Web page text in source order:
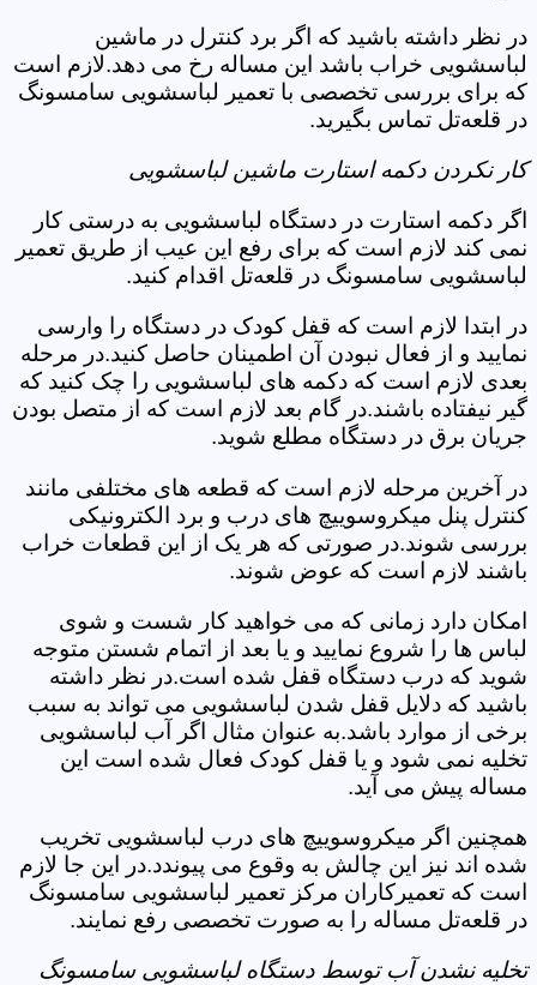
در نظر داشته باشید که اگر برد کنترل در ماشین
لباسشویی خراب باشد این مساله رخ می دهد.لازم است
که برای بررسی تخصصی با تعمیر لباسشویی سامسونگ
در قلعه‌تل تماس بگیرید.
کار نکردن دکمه استارت ماشین لباسشویی
اگر دکمه استارت در دستگاه لباسشویی به درستی کار
نمی کند لازم است که برای رفع این عیب از طریق تعمیر
لباسشویی سامسونگ در قلعه‌تل اقدام کنید.
در ابتدا لازم است که قفل کودک در دستگاه را وارسی
نمایید و از فعال نبودن آن اطمینان حاصل کنید.در مرحله
بعدی لازم است که دکمه های لباسشویی را چک کنید که
گیر نیفتاده باشند.در گام بعد لازم است که از متصل بودن
جریان برق در دستگاه مطلع شوید.
در آخرین مرحله لازم است که قطعه های مختلفی مانند
کنترل پنل میکروسوییچ های درب و برد الکترونیکی
بررسی شوند.در صورتی که هر یک از این قطعات خراب
باشند لازم است که عوض شوند.
امکان دارد زمانی که می خواهید کار شست و شوی
لباس ها را شروع نمایید و یا بعد از اتمام شستن متوجه
شوید که درب دستگاه قفل شده است.در نظر داشته
باشید که دلایل قفل شدن لباسشویی می تواند به سبب
برخی از موارد باشد.به عنوان مثال اگر آب لباسشویی
تخلیه نمی شود و یا قفل کودک فعال شده است این
مساله پیش می آید.
همچنین اگر میکروسوییچ های درب لباسشویی تخریب
شده اند نیز این چالش به وقوع می پیوندد.در این جا لازم
است که تعمیرکاران مرکز تعمیر لباسشویی سامسونگ
در قلعه‌تل مساله را به صورت تخصصی رفع نمایند.
تخلیه نشدن آب توسط دستگاه لباسشویی سامسونگ